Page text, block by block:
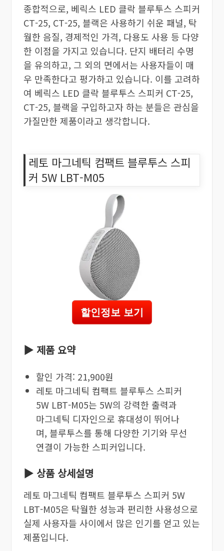
종합적으로, 베릭스 LED 클락 블루투스 스피커
CT-25, CT-25, 블랙은 사용하기 쉬운 패널, 탁
월한 음질, 경제적인 가격, 다용도 사용 등 다양
한 이점을 가지고 있습니다. 단지 배터리 수명
을 유의하고, 그 외의 면에서는 사용자들이 매
우 만족한다고 평가하고 있습니다. 이를 고려하
여 베릭스 LED 클락 블루투스 스피커 CT-25,
CT-25, 블랙을 구입하고자 하는 분들은 관심을
가질만한 제품이라고 생각합니다.
레토 마그네틱 컴팩트 블루투스 스피
커 5W LBT-M05
할인정보 보기
▶ 제품 요약
할인 가격: 21,900원
레토 마그네틱 컴팩트 블루투스 스피커
5W LBT-M05는 5W의 강력한 출력과
마그네틱 디자인으로 휴대성이 뛰어나
며, 블루투스를 통해 다양한 기기와 무선
연결이 가능한 스피커입니다.
▶ 상품 상세설명
레토 마그네틱 컴팩트 블루투스 스피커 5W
LBT-M05은 탁월한 성능과 편리한 사용성으로
실제 사용자들 사이에서 많은 인기를 얻고 있는
제품입니다.